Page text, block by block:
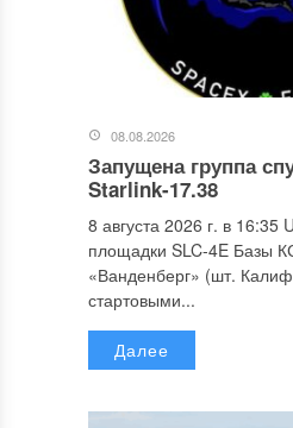
08.08.2026
Запущена группа
Starlink-17.38
8 августа 2026 г. в 16:35
площадки SLC-4E Базы
«Ванденберг» (шт.
стартовыми...
Далее